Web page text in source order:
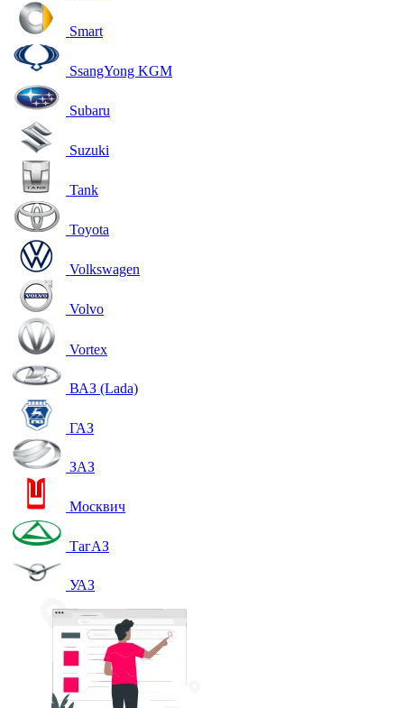
Smart
SsangYong KGM
Subaru
Suzuki
Tank
Toyota
Volkswagen
Volvo
Vortex
ВАЗ (Lada)
ГАЗ
ЗАЗ
Москвич
ТагАЗ
УАЗ